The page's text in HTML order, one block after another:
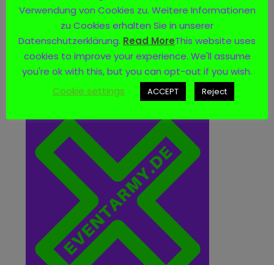
Verwendung von Cookies zu. Weitere Informationen
zu Cookies erhalten Sie in unserer
Datenschutzerklärung. Read MoreThis website uses
cookies to improve your experience. We'll assume
you're ok with this, but you can opt-out if you wish.
Cookie settings
ACCEPT Reject